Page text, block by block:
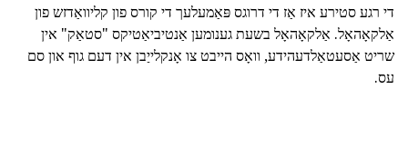
די רגע סטירע איז אַז די דרוגס פּאַמעלעך די קורס פון קליוואַדזש פון
אַלקאָהאָל. אַלקאָהאָל בשעת גענומען אַנטיביאַטיקס "סטאַק" אין
שריט אַסעטאַלדעהידע, וואָס הייבט צו אָנקלייַבן אין דעם גוף און סם
עס.